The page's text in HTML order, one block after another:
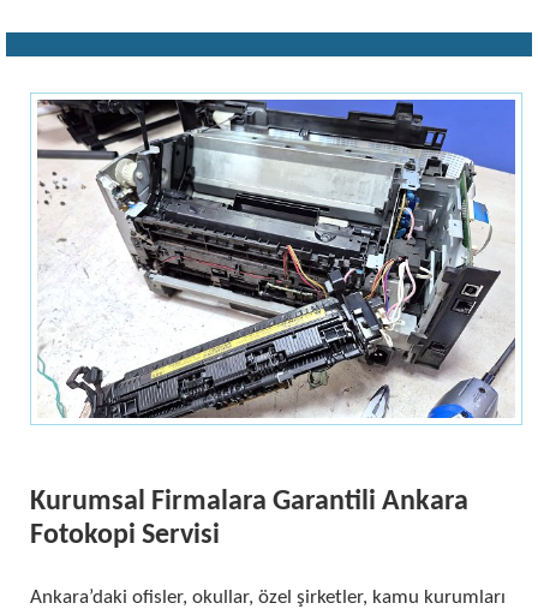
Kurumsal Firmalara Garantili Ankara
Fotokopi Servisi
Ankara’daki ofisler, okullar, özel şirketler, kamu kurumları